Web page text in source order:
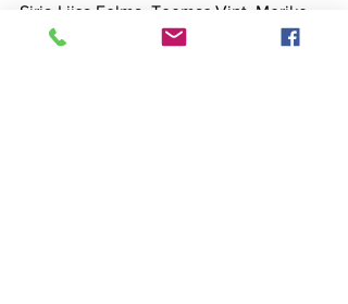
Sirja-Liisa Eelma, Toomas Vint, Merike
Estna, Peeter Mudist, Jaan Toomik,